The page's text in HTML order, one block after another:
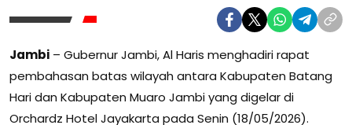
Jambi – Gubernur Jambi,Al Haris menghadiri rapat
pembahasan batas wilayah antara Kabupaten Batang
Hari dan Kabupaten Muaro Jambi yang digelar di
Orchardz Hotel Jayakarta pada Senin (18/05/2026).